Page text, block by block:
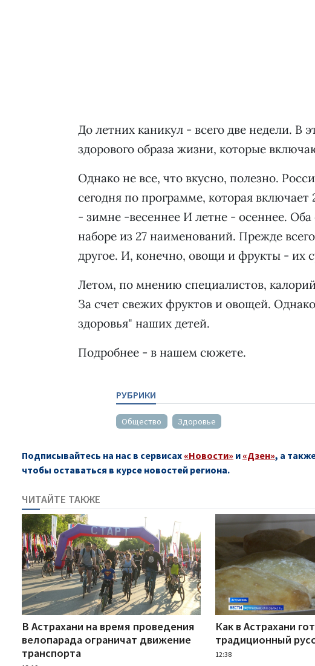
До летних каникул - всего две недели. В
здорового образа жизни, которые
Однако не все, что вкусно, полезно.
сегодня по программе, которая
- зимне -весеннее И летне - осеннее.
наборе из 27 наименований. Прежде
другое. И, конечно, овощи и фрукты - их
Летом, по мнению специалистов,
За счет свежих фруктов и овощей.
здоровья" наших детей.
Подробнее - в нашем сюжете.
РУБРИКИ
Общество Здоровье
Подписывайтесь на нас в сервисах «Новости» и «Дзен», а
чтобы оставаться в курсе новостей региона.
ЧИТАЙТЕ ТАКЖЕ
В Астрахани на время проведения
велопарада ограничат движение
транспорта
Как в Астрахани
традиционный
12:38